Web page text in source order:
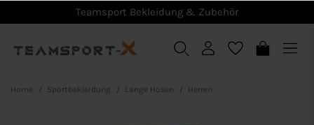
Teamsport Bekleidung & Zubehör
Home Sportbekleidung Lange Hosen Herren